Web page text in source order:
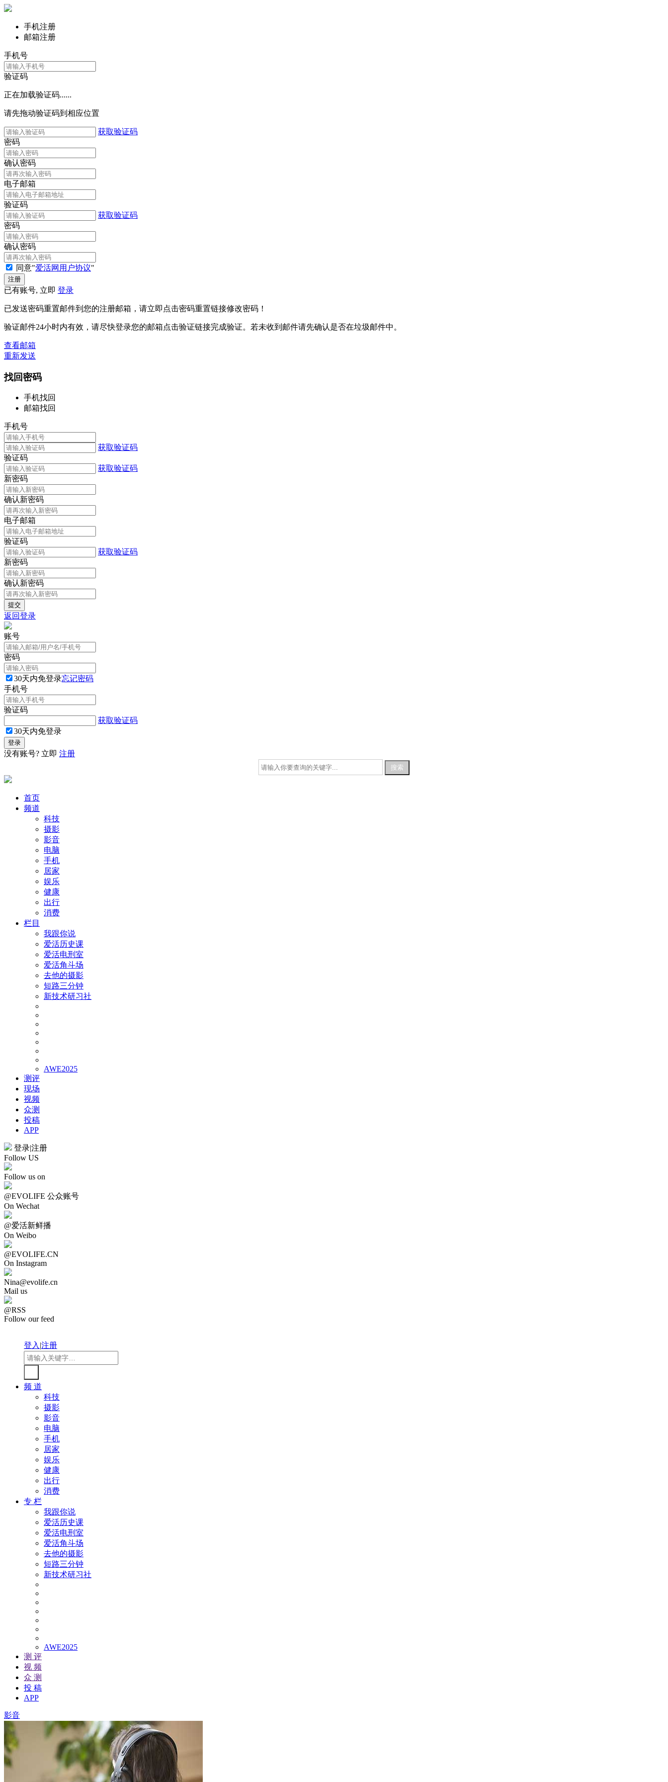
手机注册
邮箱注册
手机号
验证码
正在加载验证码......
请先拖动验证码到相应位置
获取验证码
密码
确认密码
电子邮箱
验证码
获取验证码
密码
确认密码
同意"爱活网用户协议"
已有账号, 立即 登录
已发送密码重置邮件到您的注册邮箱，请立即点击密码重置链接修改密码！
验证邮件24小时内有效，请尽快登录您的邮箱点击验证链接完成验证。若未收到邮件请先确认是否在垃圾邮件中。
查看邮箱
重新发送
找回密码
手机找回
邮箱找回
手机号
获取验证码
验证码
获取验证码
新密码
确认新密码
电子邮箱
验证码
获取验证码
新密码
确认新密码
返回登录
账号
密码
30天内免登录忘记密码
手机号
验证码
获取验证码
30天内免登录
没有账号? 立即 注册
首页
频道
科技
摄影
影音
电脑
手机
居家
娱乐
健康
出行
消费
栏目
我跟你说
爱活历史课
爱活电刑室
爱活角斗场
去他的摄影
短路三分钟
新技术研习社
AWE2025
测评
现场
视频
众测
投稿
APP
登录|注册
Follow US
Follow us on
@EVOLIFE 公众账号
On Wechat
@爱活新鲜播
On Weibo
@EVOLIFE.CN
On Instagram
Nina@evolife.cn
Mail us
@RSS
Follow our feed
登入|注册
频 道
科技
摄影
影音
电脑
手机
居家
娱乐
健康
出行
消费
专 栏
我跟你说
爱活历史课
爱活电刑室
爱活角斗场
去他的摄影
短路三分钟
新技术研习社
AWE2025
测 评
视 频
众 测
投 稿
APP
影音